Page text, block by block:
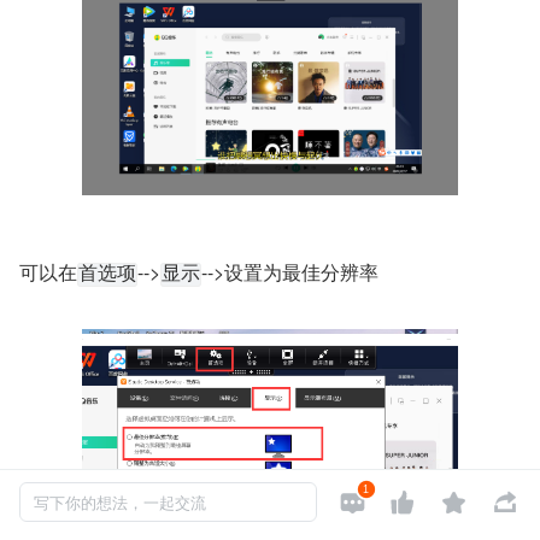
可以在首选项--> 显示-->设置为最佳分辨率
写下你的想法，一起交流 
1   